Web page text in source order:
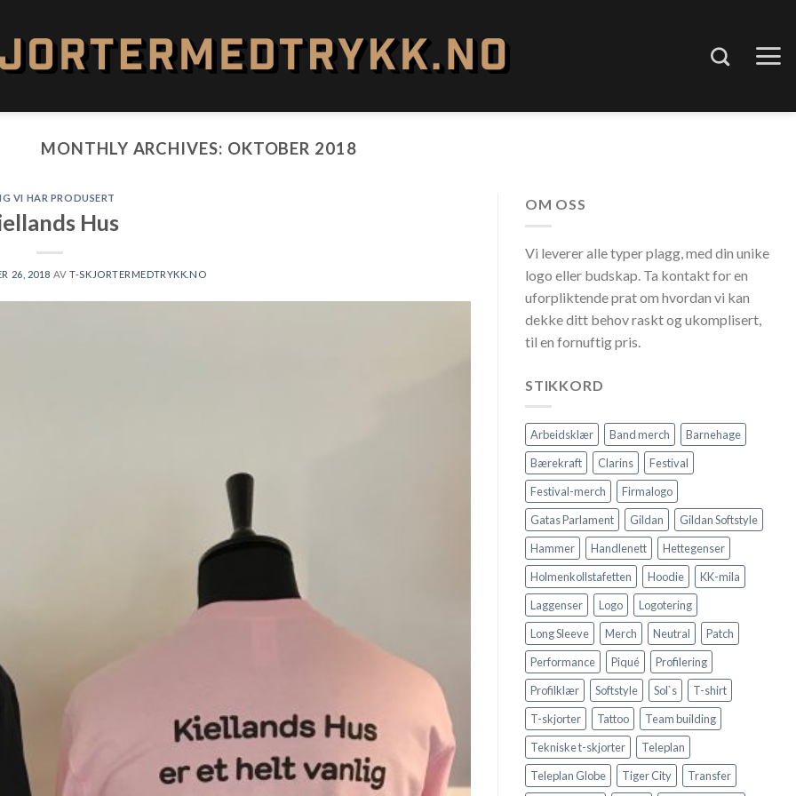
MONTHLY ARCHIVES: OKTOBER 2018
VI HAR PRODUSERT
Hus
26, 2018 AVT-SKJORTERMEDTRYKK.NO
OM OSS
Vi leverer alle typer plagg, med din unike
logo eller budskap. Ta kontakt for en
uforpliktende prat om hvordan vi kan
dekke ditt behov raskt og ukomplisert,
til en fornuftig pris.
STIKKORD
Arbeidsklær Band merch
Barnehage
Bærekraft
Clarins
Festival
Festival-merch
Firmalogo
Gatas Parlament
Gildan
Gildan Softstyle
Hammer
Handlenett
Hettegenser
Holmenkollstafetten
Hoodie
KK-mila
Laggenser
Logo
Logotering
Long Sleeve
Merch Neutral
Patch
Performance
Piqué
Profilering
Profilklær
Softstyle Sol`s
T-shirt
T-skjorter
Tattoo
Team building
Tekniske t-skjorter
Teleplan
Teleplan Globe
Tiger City Transfer